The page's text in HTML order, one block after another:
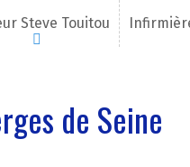
Steve Touitou
de Seine